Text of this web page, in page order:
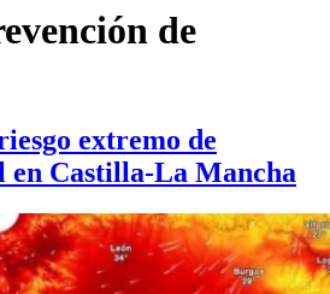
de
extremo de
en Castilla-La Mancha